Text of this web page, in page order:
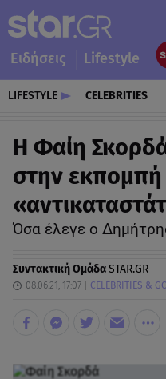
Ειδήσεις Lifestyle
LIFESTYLE CELEBRITIES
Η Φαίη
στην εκπομπή
Όσα έλεγε ο
Συντακτική ΟμάδαSTAR.GR
08.06.21, 17:07 CELEBRITIES &